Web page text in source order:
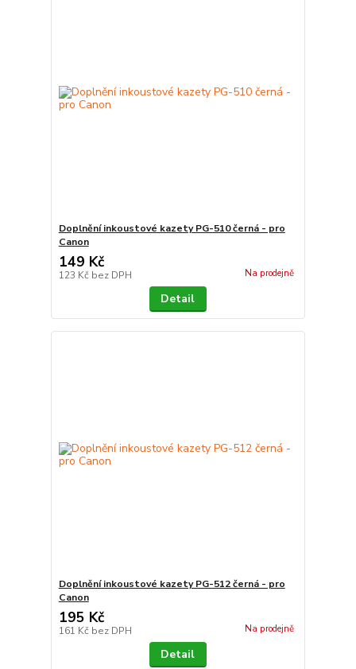
Doplnění inkoustové kazety PG-510 černá - pro
Canon
149 Kč
123 Kč bez DPH Na prodejně
Detail
Doplnění inkoustové kazety PG-512 černá - pro
Canon
195 Kč
161 Kč bez DPH Na prodejně
Detail